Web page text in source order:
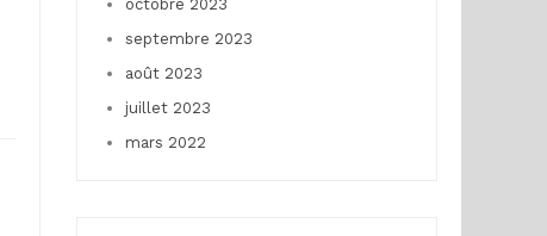
octobre 2023
septembre 2023
août 2023
juillet 2023
mars 2022